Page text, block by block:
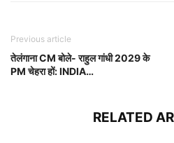
Previous article
तेलंगाना CM बोले- राहुल गांधी 2029 के
PM चेहरा हों: INDIA…
RELATED